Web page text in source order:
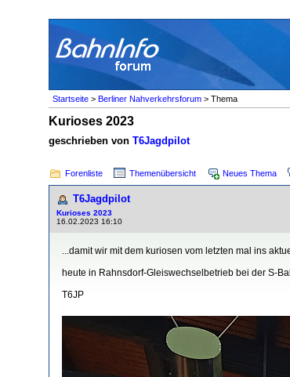
Startseite > Berliner Nahverkehrsforum > Thema
Kurioses 2023
geschrieben von T6Jagdpilot
Forenliste Themenübersicht Neues Thema
T6Jagdpilot
Kurioses 2023
16.02.2023 16:10
...damit wir mit dem kuriosen vom letzten mal ins
heute in Rahnsdorf-Gleiswechselbetrieb bei der S-
T6JP